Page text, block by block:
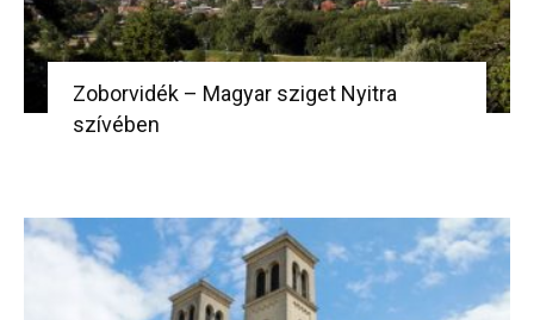
Zoborvidék – Magyar sziget Nyitra
szívében